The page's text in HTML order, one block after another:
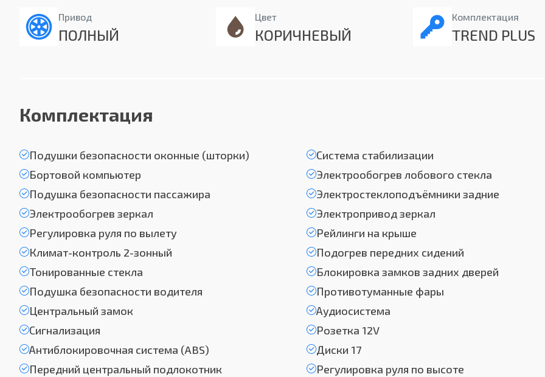
Привод
ПОЛНЫЙ
Цвет
КОРИЧНЕВЫЙ
Комплектация
TREND PLUS
Комплектация
Подушки безопасности оконные (шторки)
Система стабилизации
Бортовой компьютер
Электрообогрев лобового стекла
Подушка безопасности пассажира
Электростеклоподъёмники задние
Электрообогрев зеркал
Электропривод зеркал
Регулировка руля по вылету
Рейлинги на крыше
Климат-контроль 2-зонный
Подогрев передних сидений
Тонированные стекла
Блокировка замков задних дверей
Подушка безопасности водителя
Противотуманные фары
Центральный замок
Аудиосистема
Сигнализация
Розетка 12V
Антиблокировочная система (ABS)
Диски 17
Передний центральный подлокотник
Регулировка руля по высоте